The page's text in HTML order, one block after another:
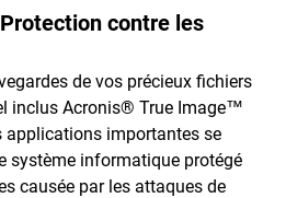
contre les
de vos précieux fichiers
inclus Acronis® True Image™
applications importantes se
système informatique protégé
causée par les attaques de